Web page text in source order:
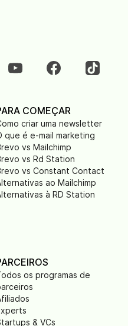
COMEÇAR
criar uma newsletter
que é e-mail marketing
vs Mailchimp
vs Rd Station
vs Constant Contact
ao Mailchimp
à RD Station
os programas de
& VCs